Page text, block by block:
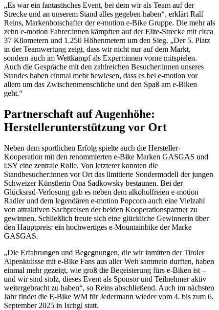
„Es war ein fantastisches Event, bei dem wir als Team auf der
Strecke und an unserem Stand alles gegeben haben“, erklärt Ralf
Reins, Markenbotschafter der e-motion e-Bike Gruppe. Die mehr als
zehn e-motion Fahrer:innen kämpften auf der Elite-Strecke mit circa
37 Kilometern und 1.250 Höhenmetern um den Sieg. „Der 5. Platz
in der Teamwertung zeigt, dass wir nicht nur auf dem Markt,
sondern auch im Wettkampf als Expert:innen vorne mitspielen.
Auch die Gespräche mit den zahlreichen Besucher:innen unseres
Standes haben einmal mehr bewiesen, dass es bei e-motion vor
allem um das Zwischenmenschliche und den Spaß am e-Biken
geht.“
Partnerschaft auf Augenhöhe:
Herstellerunterstützung vor Ort
Neben dem sportlichen Erfolg spielte auch die Hersteller-
Kooperation mit den renommierten e-Bike Marken GASGAS und
i:SY eine zentrale Rolle. Von letzterer konnten die
Standbesucher:innen vor Ort das limitierte Sondermodell der jungen
Schweizer Künstlerin Ona Sadkowsky bestaunen. Bei der
Glücksrad-Verlosung gab es neben dem alkoholfreien e-motion
Radler und dem legendären e-motion Popcorn auch eine Vielzahl
von attraktiven Sachpreisen der beiden Kooperationspartner zu
gewinnen. Schließlich freute sich eine glückliche Gewinnerin über
den Hauptpreis: ein hochwertiges e-Mountainbike der Marke
GASGAS.
„Die Erfahrungen und Begegnungen, die wir inmitten der Tiroler
Alpenkulisse mit e-Bike Fans aus aller Welt sammeln durften, haben
einmal mehr gezeigt, wie groß die Begeisterung fürs e-Biken ist –
und wir sind stolz, dieses Event als Sponsor und Teilnehmer aktiv
weitergebracht zu haben“, so Reins abschließend. Auch im nächsten
Jahr findet die E-Bike WM für Jedermann wieder vom 4. bis zum 6.
September 2025 in Ischgl statt.